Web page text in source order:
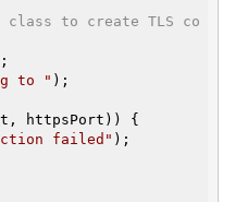
class to create TLS co
to " );
httpsPort)) {
failed" );